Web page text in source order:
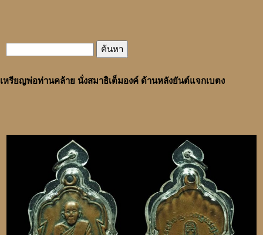
เหรียญพ่อท่านคล้าย นั่งสมาธิเต็มองค์ ด้านหลังยันต์แจกเบตง